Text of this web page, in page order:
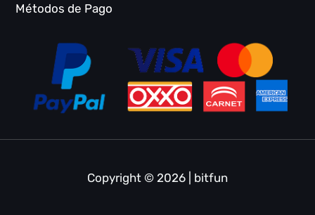
Métodos de Pago
Copyright © 2026 | bitfun